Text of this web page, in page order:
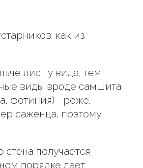
как из
лист у вида, тем
виды вроде самшита
фотиния) - реже.
саженца, поэтому
получается
порядке дает